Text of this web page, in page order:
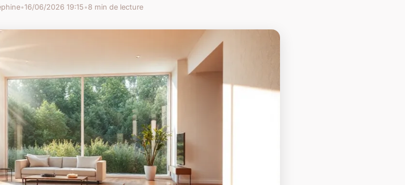
•16/06/2026 19:15•8 min de lecture